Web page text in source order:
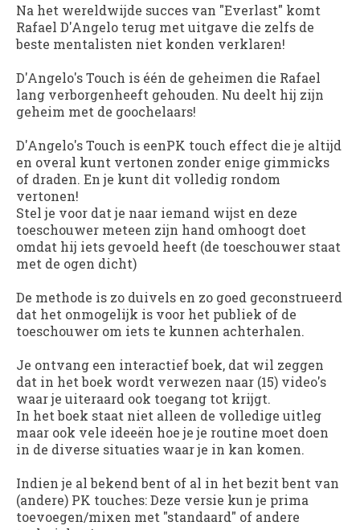
Na het wereldwijde succes van "Everlast" komt
Rafael D'Angelo terug met uitgave die zelfs de
beste mentalisten niet konden verklaren!
D'Angelo's Touch is één de geheimen die Rafael
lang verborgenheeft gehouden. Nu deelt hij zijn
geheim met de goochelaars!
D'Angelo's Touch is eenPK touch effect die je altijd
en overal kunt vertonen zonder enige gimmicks
of draden. En je kunt dit volledig rondom
vertonen!
Stel je voor dat je naar iemand wijst en deze
toeschouwer meteen zijn hand omhoogt doet
omdat hij iets gevoeld heeft (de toeschouwer staat
met de ogen dicht)
De methode is zo duivels en zo goed geconstrueerd
dat het onmogelijk is voor het publiek of de
toeschouwer om iets te kunnen achterhalen.
Je ontvang een interactief boek, dat wil zeggen
dat in het boek wordt verwezen naar (15) video's
waar je uiteraard ook toegang tot krijgt.
In het boek staat niet alleen de volledige uitleg
maar ook vele ideeën hoe je je routine moet doen
in de diverse situaties waar je in kan komen.
Indien je al bekend bent of al in het bezit bent van
(andere) PK touches: Deze versie kun je prima
toevoegen/mixen met "standaard" of andere